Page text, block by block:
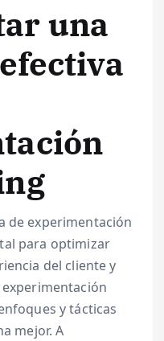
una
de experimentación
para optimizar
del cliente y
y tácticas
mejor. A